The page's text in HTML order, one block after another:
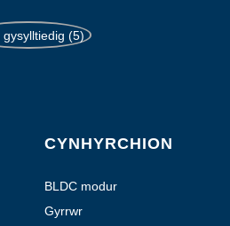
CYNHYRCHION
BLDC modur
Gyrrwr